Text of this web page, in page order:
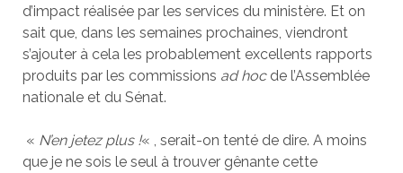
d’impact réalisée par les services du ministère. Et on
sait que, dans les semaines prochaines, viendront
s’ajouter à cela les probablement excellents rapports
produits par les commissions ad hocde l’Assemblée
nationale et du Sénat.
« N’en jetez plus !« , serait-on tenté de dire. A moins
que je ne sois le seul à trouver gênante cette